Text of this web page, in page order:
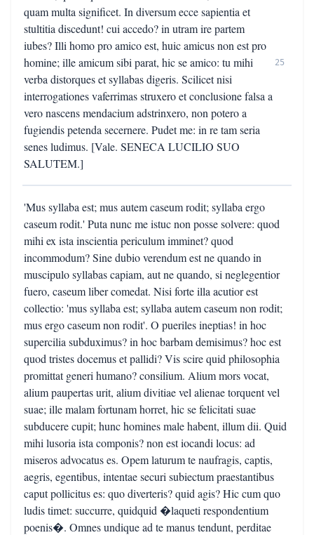
quam multa significet. In diversum ecce sapientia et
stultitia discedunt! cui accedo? in utram ire partem
iubes? Illi homo pro amico est, huic amicus non est pro
homine; ille amicum sibi parat, hic se amico: tu mihi
verba distorques et syllabas digeris. Scilicet nisi
interrogationes vaferrimas struxero et conclusione falsa a
vero nascens mendacium adstrinxero, non potero a
fugiendis petenda secernere. Pudet me: in re tam seria
senes ludimus. [Vale. SENECA LUCILIO SUO
SALUTEM.]
25
'Mus syllaba est; mus autem caseum rodit; syllaba ergo
caseum rodit.' Puta nunc me istuc non posse solvere: quod
mihi ex ista inscientia periculum imminet? quod
incommodum? Sine dubio verendum est ne quando in
muscipulo syllabas capiam, aut ne quando, si neglegentior
fuero, caseum liber comedat. Nisi forte illa acutior est
collectio: 'mus syllaba est; syllaba autem caseum non rodit;
mus ergo caseum non rodit'. O pueriles ineptias! in hoc
supercilia subduximus? in hoc barbam demisimus? hoc est
quod tristes docemus et pallidi? Vis scire quid philosophia
promittat generi humano? consilium. Alium mors vocat,
alium paupertas urit, alium divitiae vel alienae torquent vel
suae; ille malam fortunam horret, hic se felicitati suae
subducere cupit; hunc homines male habent, illum dii. Quid
mihi lusoria ista componis? non est iocandi locus: ad
miseros advocatus es. Opem laturum te naufragis, captis,
aegris, egentibus, intentae securi subiectum praestantibus
caput pollicitus es: quo diverteris? quid agis? Hic cum quo
ludis timet: succurre, quidquid �laqueti respondentium
poenis�. Omnes undique ad te manus tendunt, perditae